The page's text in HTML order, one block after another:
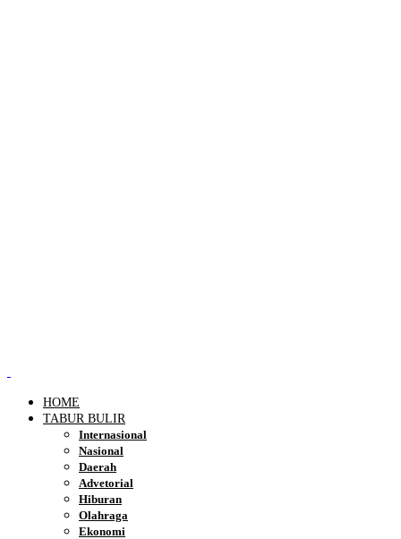
HOME
TABUR BULIR
Internasional
Nasional
Daerah
Advetorial
Hiburan
Olahraga
Ekonomi